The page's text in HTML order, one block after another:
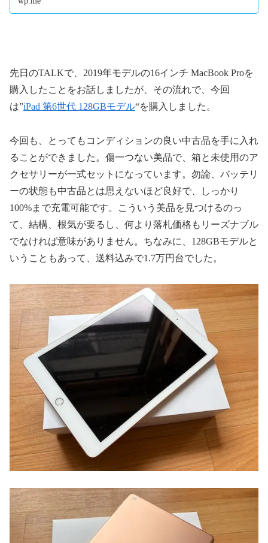
先日のTALKで、2019年モデルの16インチ MacBook Proを
購入したことをお話しましたが、その流れで、今回
は”iPad 第6世代 128GBモデル“を購入しました。
今回も、とってもコンディションの良い中古品を手に入れ
ることができました。傷一つない美品で、箱と未使用のア
クセサリーが一式セットになっています。勿論、バッテリ
ーの状態も中古品とは思えないほど良好で、しっかり
100%まで充電可能です。こういう美品を見つけるのっ
て、結構、根気が要るし、何より落札価格もリーズナブル
でなければ意味がありません。ちなみに、128GBモデルと
いうこともあって、送料込みで1.7万円台でした。